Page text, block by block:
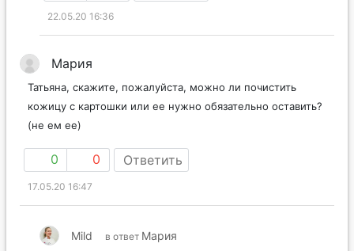
22.05.20 16:36
Мария
Татьяна, скажите, пожалуйста, можно ли почистить
кожицу с картошки или ее нужно обязательно оставить?
(не ем ее)
0 0 Ответить
17.05.20 16:47
Mild в ответ Мария